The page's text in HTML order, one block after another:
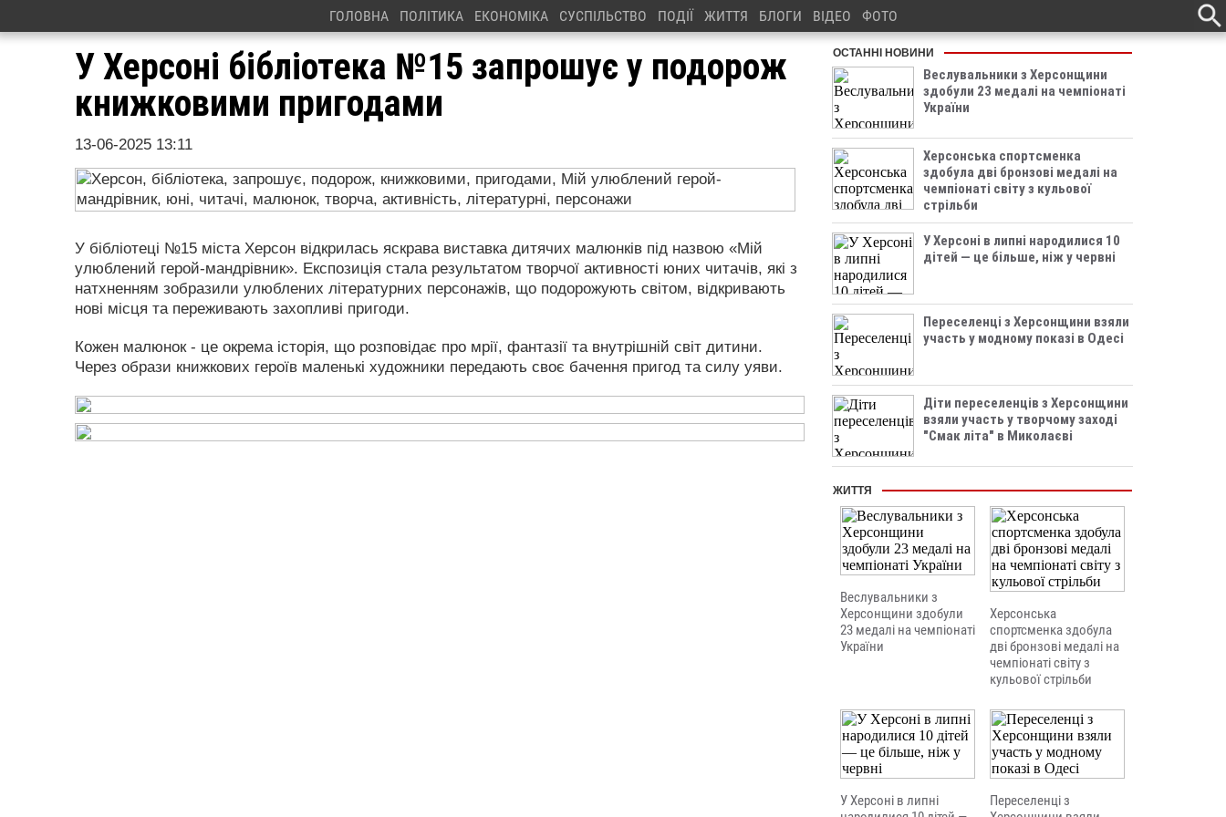
ГОЛОВНА ПОЛІТИКА ЕКОНОМІКА СУСПІЛЬСТВО ПОДІЇ ЖИТТЯ БЛОГИ ВІДЕО ФОТО
У Херсоні бібліотека №15 запрошує у подорож
книжковими пригодами
13-06-2025 13:11
У бібліотеці №15 міста Херсон відкрилась яскрава виставка дитячих малюнків під назвою «Мій
улюблений герой-мандрівник». Експозиція стала результатом творчої активності юних читачів, які з
натхненням зобразили улюблених літературних персонажів, що подорожують світом, відкривають
нові місця та переживають захопливі пригоди.
Кожен малюнок - це окрема історія, що розповідає про мрії, фантазії та внутрішній світ дитини.
Через образи книжкових героїв маленькі художники передають своє бачення пригод та силу уяви.
ОСТАННІ НОВИНИ
Веслувальники з Херсонщини
здобули 23 медалі на чемпіонаті
України
Херсонська спортсменка
здобула дві бронзові медалі на
чемпіонаті світу з кульової
стрільби
У Херсоні в липні народилися 10
дітей — це більше, ніж у червні
Переселенці з Херсонщини взяли
участь у модному показі в Одесі
Діти переселенців з Херсонщини
взяли участь у творчому заході
"Смак літа" в Миколаєві
ЖИТТЯ
Веслувальники з
Херсонщини здобули
23 медалі на чемпіонаті
України
Херсонська
спортсменка здобула
дві бронзові медалі на
чемпіонаті світу з
кульової стрільби
У Херсоні в липні
Переселенці з